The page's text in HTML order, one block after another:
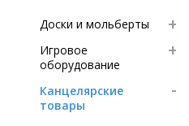
Доски и мольберты
Игровое
оборудование
Канцелярские
товары